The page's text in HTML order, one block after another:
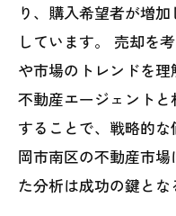
り、購入希望者が増
しています。 売却を
や市場のトレンドを
不動産エージェント
することで、戦略的
岡市南区の不動産市
た分析は成功の鍵とな